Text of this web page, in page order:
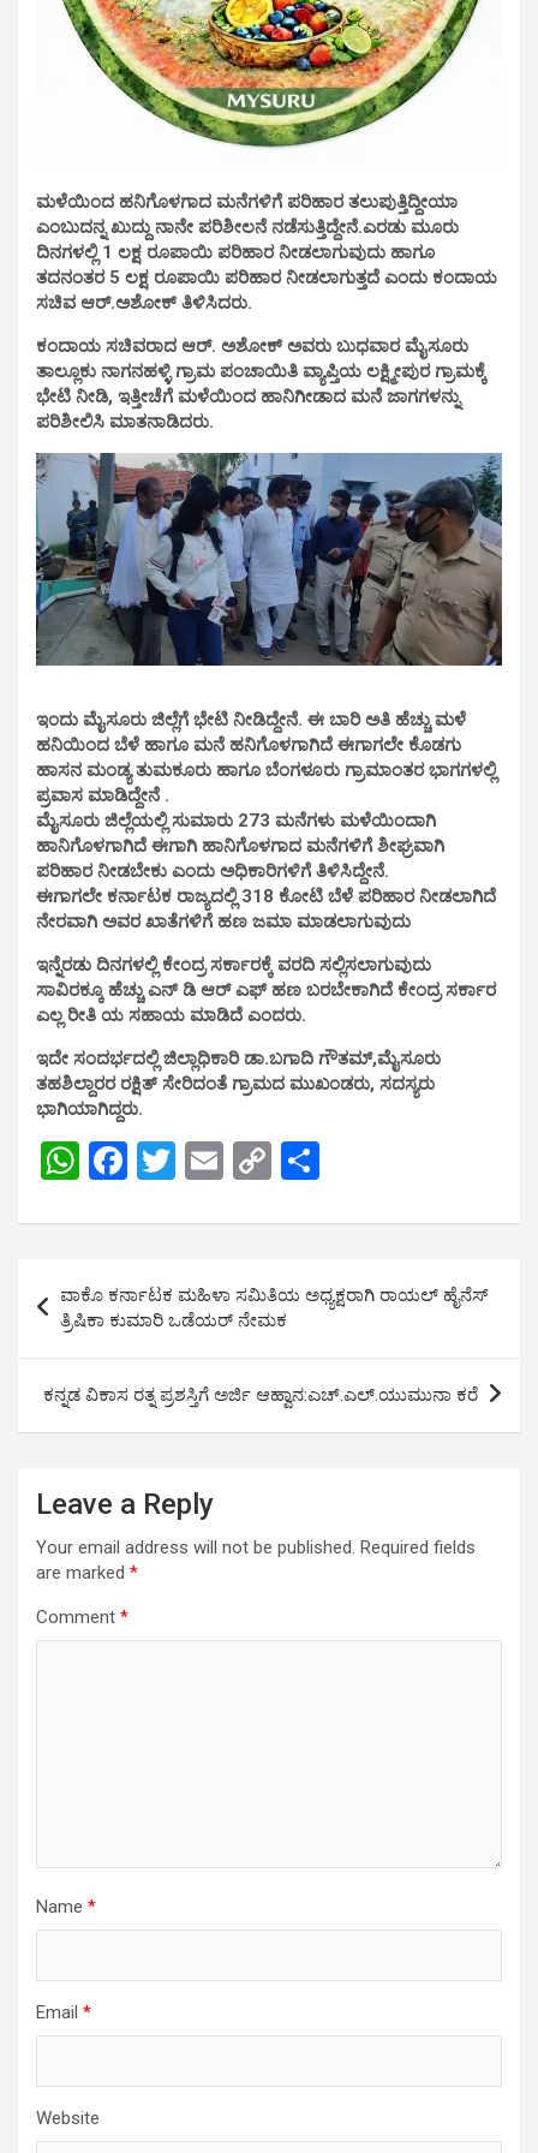
ಮಳೆಯಿಂದ ಹನಿಗೊಳಗಾದ ಮನೆಗಳಿಗೆ ಪರಿಹಾರ ತಲುಪುತ್ತಿದ್ದೀಯಾ
ಎಂಬುದನ್ನ ಖುದ್ದು ನಾನೇ ಪರಿಶೀಲನೆ ನಡೆಸುತ್ತಿದ್ದೇನೆ.ಎರಡು ಮೂರು
ದಿನಗಳಲ್ಲಿ 1 ಲಕ್ಷ ರೂಪಾಯಿ ಪರಿಹಾರ ನೀಡಲಾಗುವುದು ಹಾಗೂ
ತದನಂತರ 5 ಲಕ್ಷ ರೂಪಾಯಿ ಪರಿಹಾರ ನೀಡಲಾಗುತ್ತದೆ ಎಂದು ಕಂದಾಯ
ಸಚಿವ ಆರ್.ಅಶೋಕ್ ತಿಳಿಸಿದರು.
ಕಂದಾಯ ಸಚಿವರಾದ ಆರ್. ಅಶೋಕ್ ಅವರು ಬುಧವಾರ ಮೈಸೂರು
ತಾಲ್ಲೂಕು ನಾಗನಹಳ್ಳಿ ಗ್ರಾಮ ಪಂಚಾಯಿತಿ ವ್ಯಾಪ್ತಿಯ ಲಕ್ಷ್ಮೀಪುರ ಗ್ರಾಮಕ್ಕೆ
ಭೇಟಿ ನೀಡಿ, ಇತ್ತೀಚೆಗೆ ಮಳೆಯಿಂದ ಹಾನಿಗೀಡಾದ ಮನೆ ಜಾಗಗಳನ್ನು
ಪರಿಶೀಲಿಸಿ ಮಾತನಾಡಿದರು.
ಇಂದು ಮೈಸೂರು ಜಿಲ್ಲೆಗೆ ಭೇಟಿ ನೀಡಿದ್ದೇನೆ. ಈ ಬಾರಿ ಅತಿ ಹೆಚ್ಚು ಮಳೆ
ಹನಿಯಿಂದ ಬೆಳೆ ಹಾಗೂ ಮನೆ ಹನಿಗೊಳಗಾಗಿದೆ ಈಗಾಗಲೇ ಕೊಡಗು
ಹಾಸನ ಮಂಡ್ಯ ತುಮಕೂರು ಹಾಗೂ ಬೆಂಗಳೂರು ಗ್ರಾಮಾಂತರ ಭಾಗಗಳಲ್ಲಿ
ಪ್ರವಾಸ ಮಾಡಿದ್ದೇನೆ .
ಮೈಸೂರು ಜಿಲ್ಲೆಯಲ್ಲಿ ಸುಮಾರು 273 ಮನೆಗಳು ಮಳೆಯಿಂದಾಗಿ
ಹಾನಿಗೊಳಗಾಗಿದೆ ಈಗಾಗಿ ಹಾನಿಗೊಳಗಾದ ಮನೆಗಳಿಗೆ ಶೀಘ್ರವಾಗಿ
ಪರಿಹಾರ ನೀಡಬೇಕು ಎಂದು ಅಧಿಕಾರಿಗಳಿಗೆ ತಿಳಿಸಿದ್ದೇನೆ.
ಈಗಾಗಲೇ ಕರ್ನಾಟಕ ರಾಜ್ಯದಲ್ಲಿ 318 ಕೋಟಿ ಬೆಳೆ ಪರಿಹಾರ ನೀಡಲಾಗಿದೆ
ನೇರವಾಗಿ ಅವರ ಖಾತೆಗಳಿಗೆ ಹಣ ಜಮಾ ಮಾಡಲಾಗುವುದು
ಇನ್ನೆರಡು ದಿನಗಳಲ್ಲಿ ಕೇಂದ್ರ ಸರ್ಕಾರಕ್ಕೆ ವರದಿ ಸಲ್ಲಿಸಲಾಗುವುದು
ಸಾವಿರಕ್ಕೂ ಹೆಚ್ಚು ಎನ್ ಡಿ ಆರ್ ಎಫ್ ಹಣ ಬರಬೇಕಾಗಿದೆ ಕೇಂದ್ರ ಸರ್ಕಾರ
ಎಲ್ಲ ರೀತಿ ಯ ಸಹಾಯ ಮಾಡಿದೆ ಎಂದರು.
ಇದೇ ಸಂದರ್ಭದಲ್ಲಿ ಜಿಲ್ಲಾಧಿಕಾರಿ ಡಾ.ಬಗಾದಿ ಗೌತಮ್,ಮೈಸೂರು
ತಹಶಿಲ್ದಾರರ ರಕ್ಷಿತ್ ಸೇರಿದಂತೆ ಗ್ರಾಮದ ಮುಖಂಡರು, ಸದಸ್ಯರು
ಭಾಗಿಯಾಗಿದ್ದರು.
W
at
s
A
p
p
F
ce
o
o
k
T
tt
er
E
ail
C
py
n
k
ar
e
navigation
ವಾಕೊ ಕರ್ನಾಟಕ ಮಹಿಳಾ ಸಮಿತಿಯ ಅಧ್ಯಕ್ಷರಾಗಿ ​​ರಾಯಲ್ ಹೈನೆಸ್
ತ್ರಿಷಿಕಾ ಕುಮಾರಿ ಒಡೆಯರ್ ನೇಮಕ
ಕನ್ನಡ ವಿಕಾಸ ರತ್ನ ಪ್ರಶಸ್ತಿಗೆ ಅರ್ಜಿ ಆಹ್ವಾನ:ಎಚ್.ಎಲ್.ಯುಮುನಾ ಕರೆ
Leave a Reply
Your email address will not be published. Required fields
are marked *
Comment *
Name *
Email *
Website